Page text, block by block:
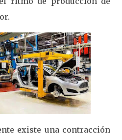
existe una contracción